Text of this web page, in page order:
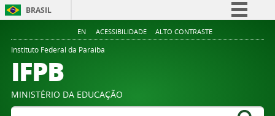
BRASIL
Simplifique!
Legislação
EN ACESSIBILIDADE ALTO CONTRASTE
Instituto Federal da Paraiba
IFPB
MINISTÉRIO DA EDUCAÇÃO
Buscar no portal